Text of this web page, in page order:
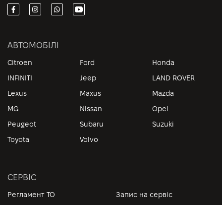
АВТОМОБІЛІ
Citroen Ford
Honda
INFINITI
Jeep
LAND ROVER
Lexus
Maxus
Mazda
MG
Nissan
Opel
Peugeot
Subaru
Suzuki
Toyota
Volvo
СЕРВІС
Регламент ТО
Запис на сервіс